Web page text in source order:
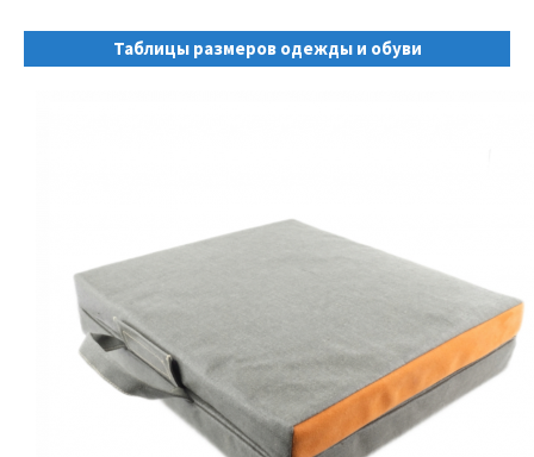
Таблицы размеров одежды и обуви